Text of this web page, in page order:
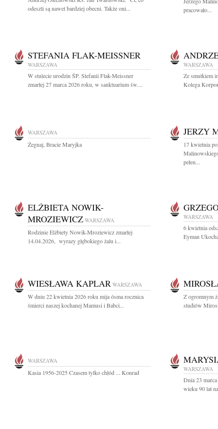
odeszli są nawet bardziej obecni. Także oni...
pracowało...
STEFANIA FLAK-MEISSNER
WARSZAWA
W stulecie urodzin ŚP. Stefanii Flak-Meissner
zmarłej 27 marca 2026 roku, w sanktuarium św....
WARSZAWA
Ze smutkiem
Kolega
WARSZAWA
Żegnaj, Bracie Maryjka
JERZY
17 kwietnia
pełen...
ELŻBIETA NOWIK-
MROZIEWICZ WARSZAWA
Rodzinie Elżbiety Nowik-Mroziewicz zmarłej
14.04.2026, wyrazy głębokiego żalu i...
WARSZAWA
6 kwietnia
Eyman
WIESŁAWA KAPLAR WARSZAWA
W dniu 22 kwietnia 2026 roku mija ósma rocznica
śmierci naszej kochanej Mamusi i Babci...
Z ogromnym
studiów
WARSZAWA
Kasia 1956-2025 Czasem tylko chłód ... Konrad WARSZAWA
Dnia 23
wieku 90 lat